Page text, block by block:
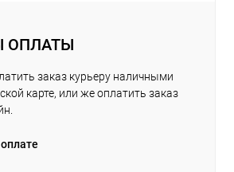
ОПЛАТЫ
заказ курьеру наличными
карте, или же оплатить заказ